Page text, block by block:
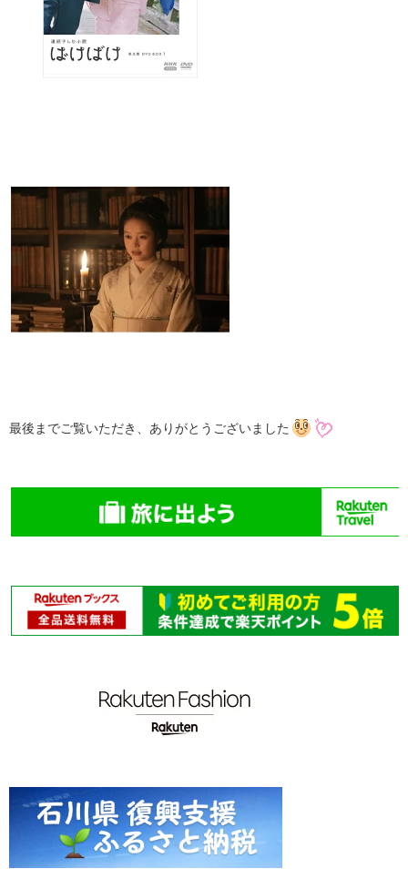
最後までご覧いただき、ありがとうございました